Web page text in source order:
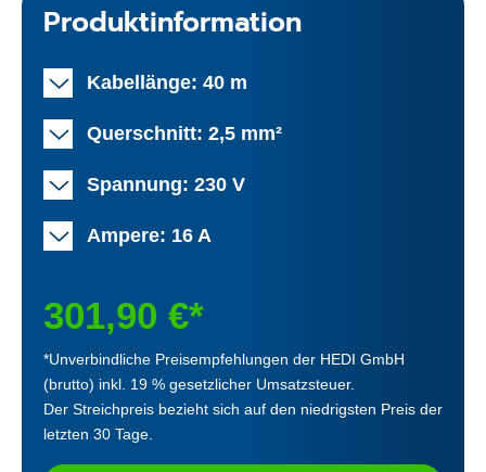
Produktinformation
Kabellänge: 40 m
Querschnitt: 2,5 mm²
Spannung: 230 V
Ampere: 16 A
301,90 €*
*Unverbindliche Preisempfehlungen der HEDI GmbH
(brutto) inkl. 19 % gesetzlicher Umsatzsteuer.
Der Streichpreis bezieht sich auf den niedrigsten Preis der
letzten 30 Tage.